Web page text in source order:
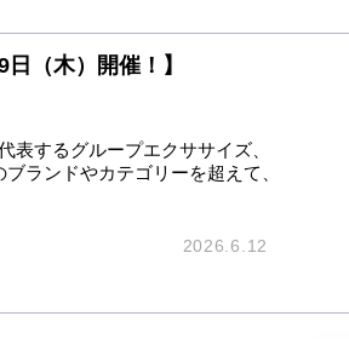
（木）開催！】
表するグループエクササイズ、
ランドやカテゴリーを超えて、
2026.6.12